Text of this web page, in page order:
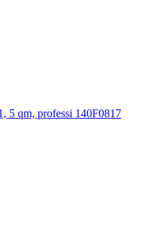
5 qm, professi 140F0817